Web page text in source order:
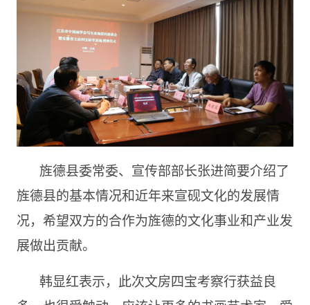
旌德县委常委、宣传部部长张进简要介绍了
旌德县的基本情况和近年来宣砚文化的发展情
况，希望双方的合作为旌德的文化事业和产业发
展做出贡献。
韩显红表示，此次文房四宝考察行获益良